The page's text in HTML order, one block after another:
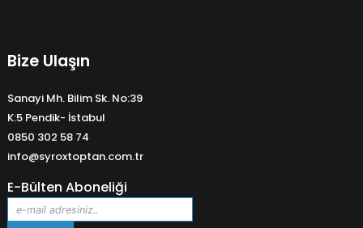
Bize Ulaşın
Sanayi Mh. Bilim Sk. No:39
K:5 Pendik- İstabul
0850 302 58 74
info@syroxtoptan.com.tr
E-Bülten Aboneliği